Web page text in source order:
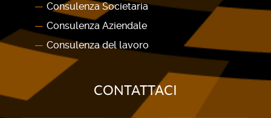
Consulenza Societaria
Consulenza Aziendale
Consulenza del lavoro
CONTATTACI